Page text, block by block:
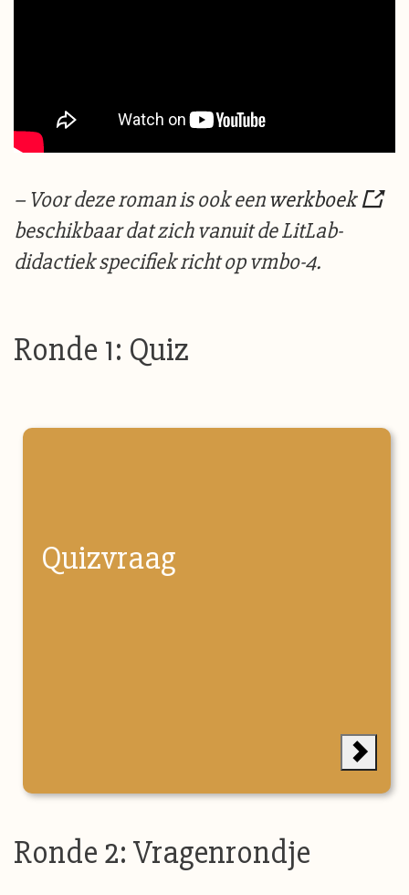
– Voor deze roman is ook eenwerkboek
beschikbaar dat zich vanuit de LitLab-
didactiek specifiek richt op vmbo-4.
Ronde 1: Quiz
Quizvraag
Ronde 2: Vragenrondje